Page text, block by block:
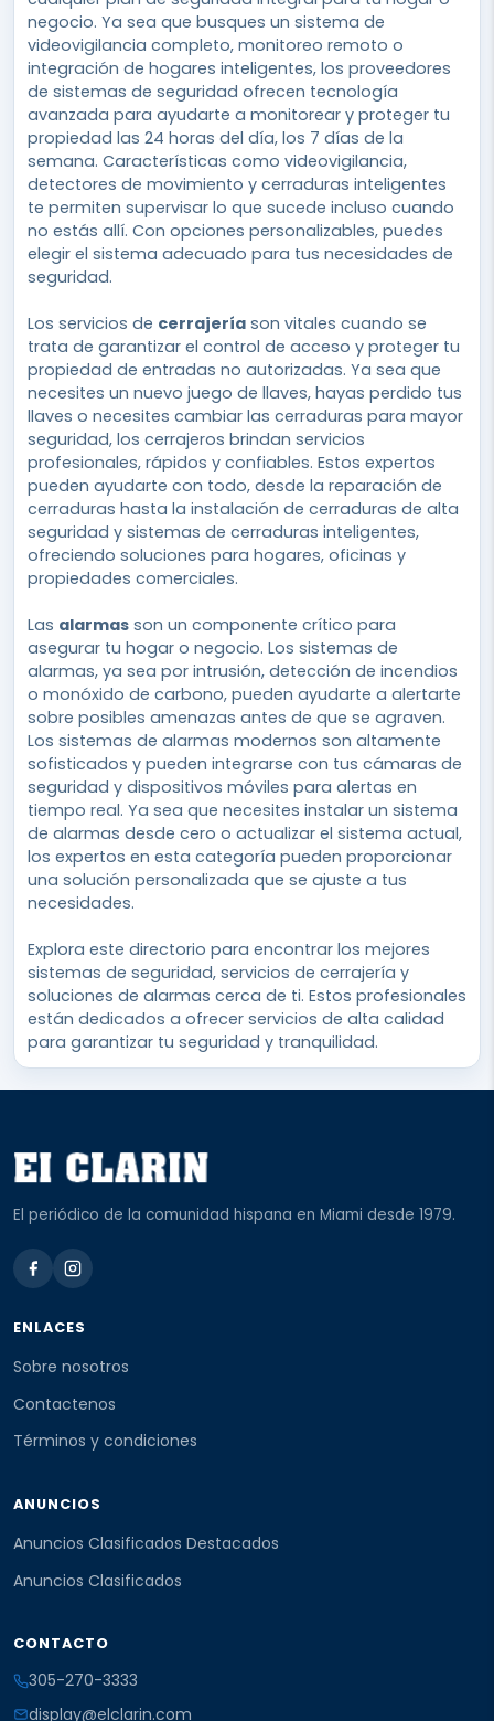
negocio. Ya sea que busques un sistema de
videovigilancia completo, monitoreo remoto o
integración de hogares inteligentes, los proveedores
de sistemas de seguridad ofrecen tecnología
avanzada para ayudarte a monitorear y proteger tu
propiedad las 24 horas del día, los 7 días de la
semana. Características como videovigilancia,
detectores de movimiento y cerraduras inteligentes
te permiten supervisar lo que sucede incluso cuando
no estás allí. Con opciones personalizables, puedes
elegir el sistema adecuado para tus necesidades de
seguridad.
Los servicios de cerrajería son vitales cuando se
trata de garantizar el control de acceso y proteger tu
propiedad de entradas no autorizadas. Ya sea que
necesites un nuevo juego de llaves, hayas perdido tus
llaves o necesites cambiar las cerraduras para mayor
seguridad, los cerrajeros brindan servicios
profesionales, rápidos y confiables. Estos expertos
pueden ayudarte con todo, desde la reparación de
cerraduras hasta la instalación de cerraduras de alta
seguridad y sistemas de cerraduras inteligentes,
ofreciendo soluciones para hogares, oficinas y
propiedades comerciales.
Las alarmas son un componente crítico para
asegurar tu hogar o negocio. Los sistemas de
alarmas, ya sea por intrusión, detección de incendios
o monóxido de carbono, pueden ayudarte a alertarte
sobre posibles amenazas antes de que se agraven.
Los sistemas de alarmas modernos son altamente
sofisticados y pueden integrarse con tus cámaras de
seguridad y dispositivos móviles para alertas en
tiempo real. Ya sea que necesites instalar un sistema
de alarmas desde cero o actualizar el sistema actual,
los expertos en esta categoría pueden proporcionar
una solución personalizada que se ajuste a tus
necesidades.
Explora este directorio para encontrar los mejores
sistemas de seguridad, servicios de cerrajería y
soluciones de alarmas cerca de ti. Estos profesionales
están dedicados a ofrecer servicios de alta calidad
para garantizar tu seguridad y tranquilidad.
El periódico de la comunidad hispana en Miami desde 1979.
ENLACES
Sobre nosotros
Contactenos
Términos y condiciones
ANUNCIOS
Anuncios Clasificados Destacados
Anuncios Clasificados
CONTACTO
305-270-3333
display@elclarin.com